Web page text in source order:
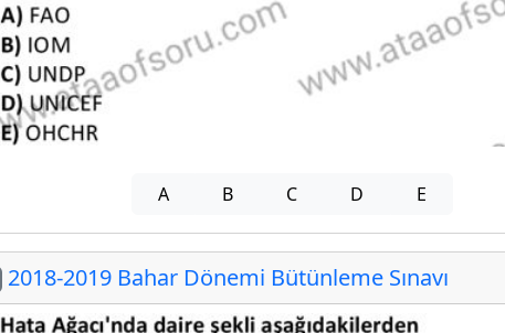
A B C D E
2018-2019 Bahar Dönemi Bütünleme Sınavı